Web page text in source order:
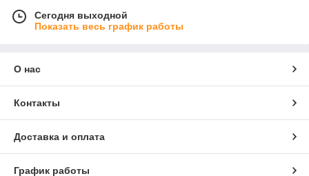
Сегодня выходной
Показать весь график работы
О нас
Контакты
Доставка и оплата
График работы